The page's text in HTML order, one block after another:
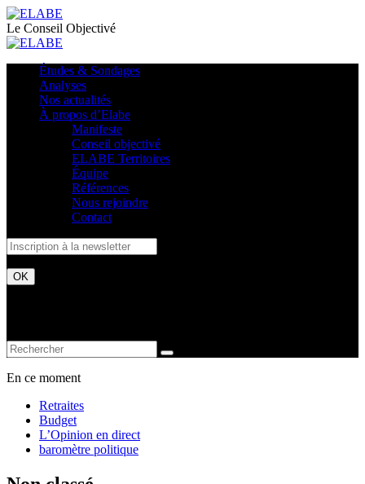
Le Conseil Objectivé
Études & Sondages
Analyses
Nos actualités
À propos d’Elabe
Manifeste
Conseil objectivé
ELABE Territoires
Équipe
Références
Nous rejoindre
Contact
En ce moment
Retraites
Budget
L’Opinion en direct
baromètre politique